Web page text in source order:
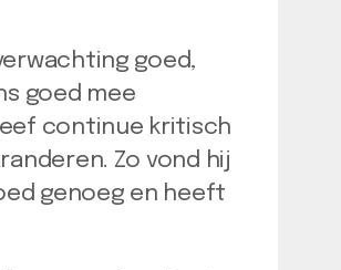
goed,
goed mee
continue kritisch
Zo vond hij
genoeg en heeft